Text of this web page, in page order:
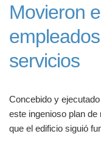
Movieron
servicios
Concebido y
este ingenioso plan
que el edificio siguió